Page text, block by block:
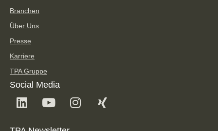
Branchen
Über Uns
Presse
Karriere
TPA Gruppe
Social Media